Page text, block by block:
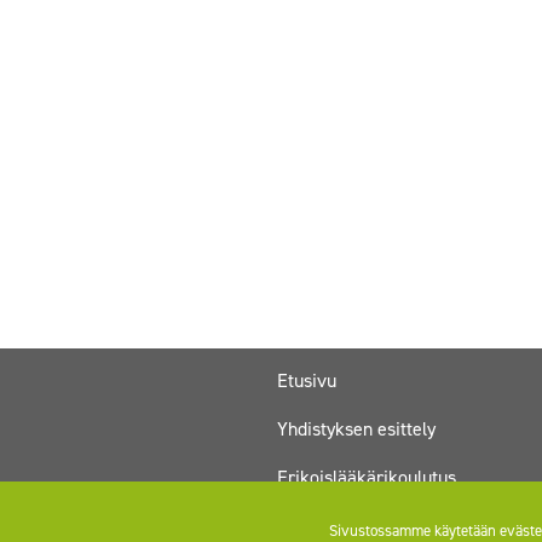
Etusivu
Yhdistyksen esittely
Erikoislääkärikoulutus
Koulutuskalenteri
Sivustossamme käytetään